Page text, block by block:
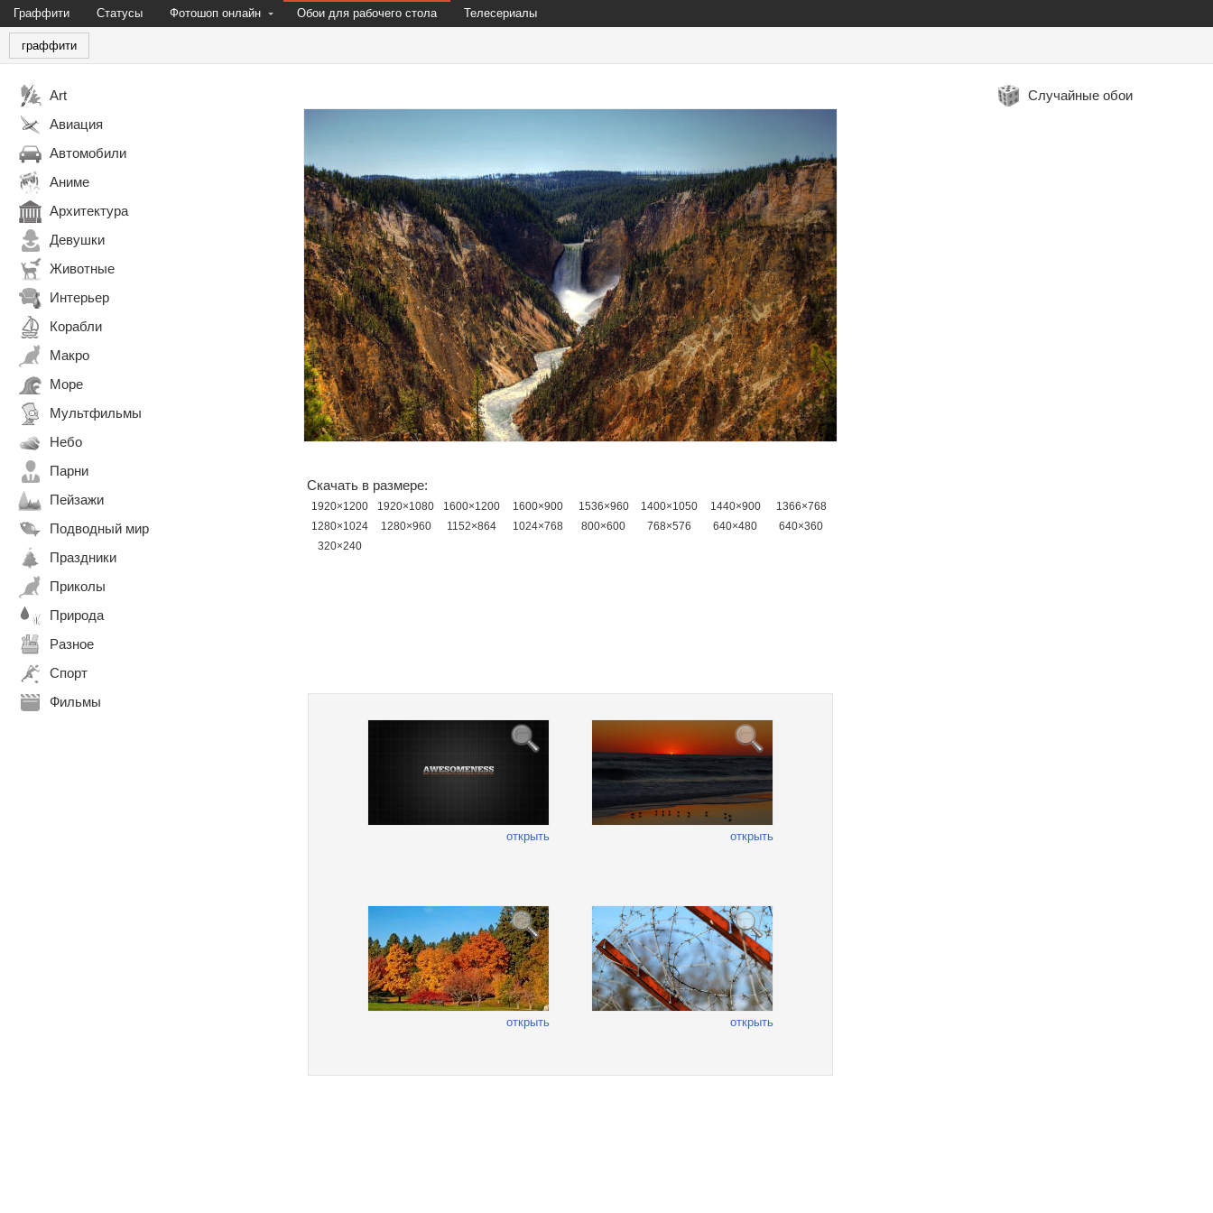
Граффити Статусы Фотошоп онлайн Обои для рабочего стола Телесериалы
граффити
Art
Авиация
Автомобили
Аниме
Архитектура
Девушки
Животные
Интерьер
Корабли
Макро
Море
Мультфильмы
Небо
Парни
Пейзажи
Подводный мир
Праздники
Приколы
Природа
Разное
Спорт
Фильмы
Скачать в размере:
1920×1200 1920×1080 1600×1200 1600×900 1536×960 1400×1050 1440×900
1366×768
1280×1024
1280×960 1152×864 1024×768 800×600 768×576 640×480
640×360
320×240
открыть открыть
открыть открыть
Случайные обои